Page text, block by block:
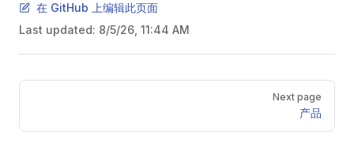
在 GitHub 上编辑此页面
Last updated: 8/5/26, 11:44 AM
Pager
Next page
产品